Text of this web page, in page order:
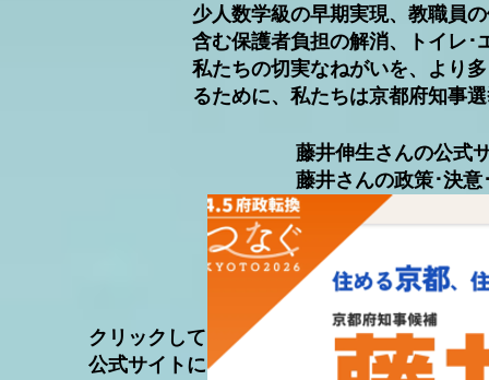
少人数学級の早期実現、教職員
含む保護者負担の解消、トイレ･
私たちの切実なねがいを、より
るために、私たちは京都府知事
藤井伸生さんの公式
藤井さんの政策･決
​クリックして
公式サイトに